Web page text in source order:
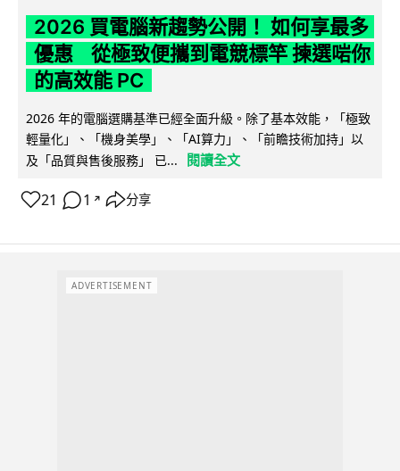
2026 買電腦新趨勢公開！ 如何享最多
優惠 從極致便攜到電競標竿 揀選啱你
的高效能 PC
2026 年的電腦選購基準已經全面升級。除了基本效能，「極致
輕量化」、「機身美學」、「AI算力」、「前瞻技術加持」以
及「品質與售後服務」 已...
閱讀全文
21 1 ↗ 分享
ADVERTISEMENT